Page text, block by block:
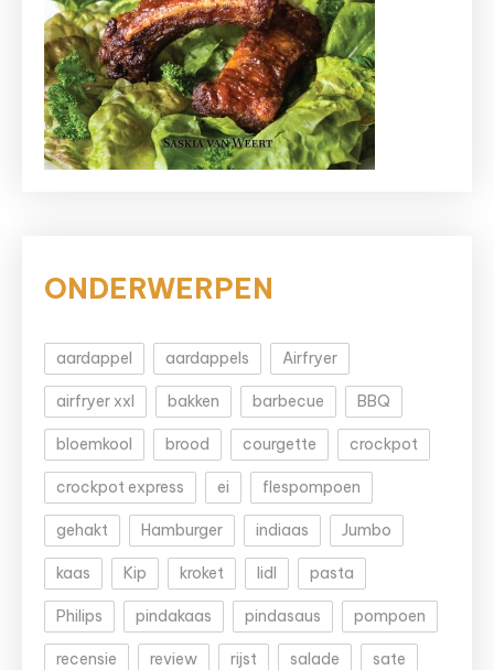
ONDERWERPEN
aardappel aardappels Airfryer
airfryer xxl bakken barbecue BBQ
bloemkool brood courgette crockpot
crockpot express ei flespompoen
gehakt Hamburger indiaas Jumbo
kaas Kip kroket lidl pasta
Philips pindakaas pindasaus pompoen
recensie review rijst salade sate